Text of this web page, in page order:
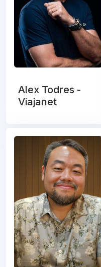
Alex Todres -
Viajanet